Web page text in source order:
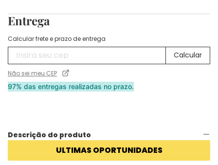
Entrega
Calcular frete e prazo de entrega
Não sei meu CEP
97% das entregas realizadas no prazo.
Descrição do produto
ULTIMAS OPORTUNIDADES